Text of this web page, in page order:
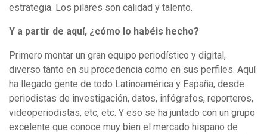
estrategia. Los pilares son calidad y talento.
Y a partir de aquí, ¿cómo lo habéis hecho?
Primero montar un gran equipo periodístico y digital,
diverso tanto en su procedencia como en sus perfiles. Aquí
ha llegado gente de todo Latinoamérica y España, desde
periodistas de investigación, datos, infógrafos, reporteros,
videoperiodistas, etc, etc. Y eso se ha juntado con un grupo
excelente que conoce muy bien el mercado hispano de